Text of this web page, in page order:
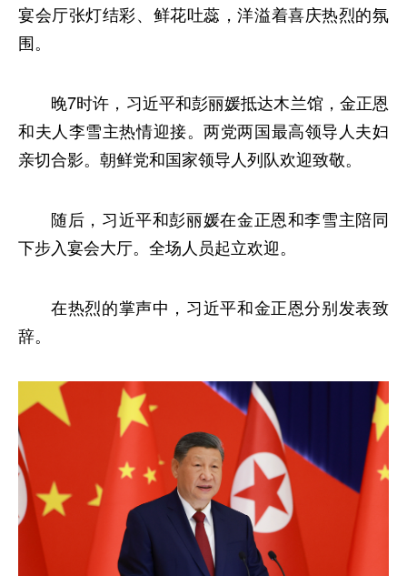
宴会厅张灯结彩、鲜花吐蕊，洋溢着喜庆热烈的氛
围。
晚7时许，习近平和彭丽媛抵达木兰馆，金正恩
和夫人李雪主热情迎接。两党两国最高领导人夫妇
亲切合影。朝鲜党和国家领导人列队欢迎致敬。
随后，习近平和彭丽媛在金正恩和李雪主陪同
下步入宴会大厅。全场人员起立欢迎。
在热烈的掌声中，习近平和金正恩分别发表致
辞。